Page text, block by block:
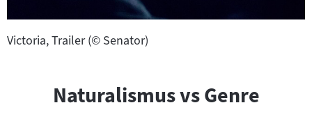
Victoria, Trailer (© Senator)
Naturalismus vs Genre